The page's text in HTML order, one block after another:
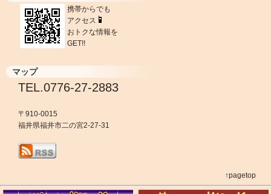
携帯からでも
アクセス
おトクな情報を
GET!!
マップ
TEL.0776-27-2883
〒910-0015
福井県福井市二の宮2-27-31
↑pagetop